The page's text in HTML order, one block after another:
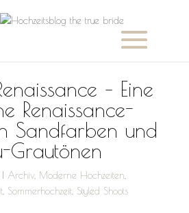
– Eine
Renaissance-
Sandfarben und
Grautönen
Archiv, Moderne Hochzeiten
, Sommerhochzeit, Styled Shoots